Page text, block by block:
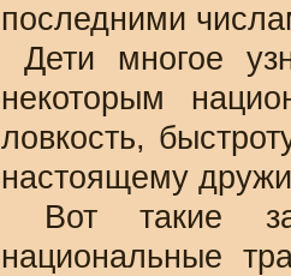
последними
Дети многое
некоторым
ловкость,
настоящему
Вот такие
национальные